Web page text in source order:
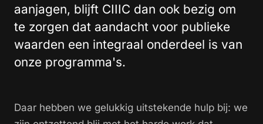
aanjagen, blijft CIIIC dan ook bezig om
te zorgen dat aandacht voor publieke
waarden een integraal onderdeel is van
onze programma's.
Daar hebben we gelukkig uitstekende hulp bij: we